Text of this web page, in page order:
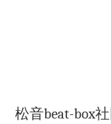
松音beat-box